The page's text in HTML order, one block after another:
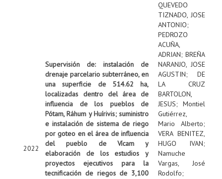
2022
Supervisión de: instalación de
drenaje parcelario subterráneo, en
una superficie de 514.62 ha,
localizadas dentro del área de
influencia de los pueblos de
Pótam, Ráhum y Huírivis; suministro
e instalación de sistema de riego
por goteo en el área de influencia
del pueblo de Vícam y
elaboración de los estudios y
proyectos ejecutivos para la
tecnificación de riegos de 3,100
QUEVEDO
TIZNADO, JOSE
ANTONIO;
PEDROZO
ACUÑA,
ADRIAN; BREÑA
NARANJO, JOSE
AGUSTIN; DE
LA CRUZ
BARTOLON,
JESUS; Montiel
Gutiérrez,
Mario Alberto;
VERA BENITEZ,
HUGO IVAN;
Namuche
Vargas, José
Rodolfo;